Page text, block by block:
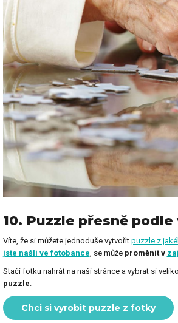
10. Puzzle přesně
Víte, že si můžete jednoduše vytvořit puzzle z
jste našli ve fotobance , se může proměnit v
Stačí fotku nahrát na naší stránce a vybrat si
puzzle
Chci si vyrobit puzzle z fotky